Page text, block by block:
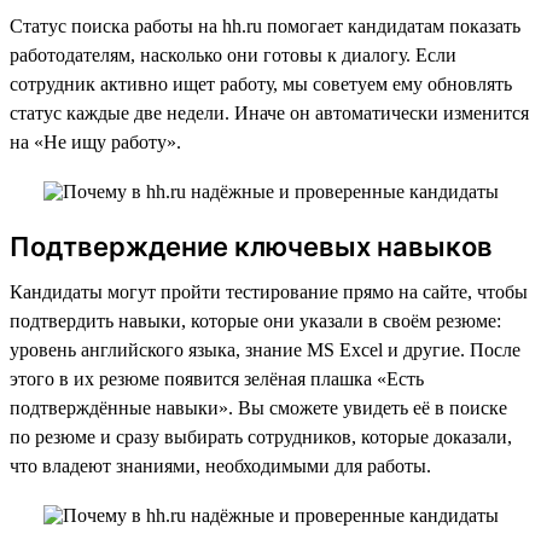
Статус поиска работы на hh.ru помогает кандидатам показать
работодателям, насколько они готовы к диалогу. Если
сотрудник активно ищет работу, мы советуем ему обновлять
статус каждые две недели. Иначе он автоматически изменится
на «Не ищу работу».
Подтверждение ключевых навыков
Кандидаты могут пройти тестирование прямо на сайте, чтобы
подтвердить навыки, которые они указали в своём резюме:
уровень английского языка, знание MS Excel и другие. После
этого в их резюме появится зелёная плашка «Есть
подтверждённые навыки». Вы сможете увидеть её в поиске
по резюме и сразу выбирать сотрудников, которые доказали,
что владеют знаниями, необходимыми для работы.